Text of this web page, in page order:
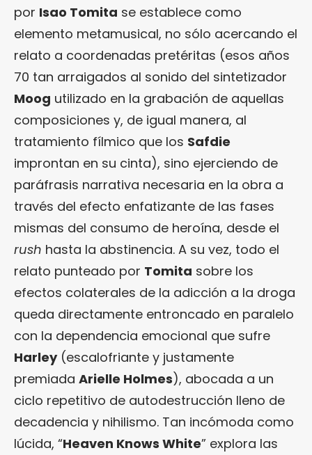
por Isao Tomita se establece como
elemento metamusical, no sólo acercando el
relato a coordenadas pretéritas (esos años
70 tan arraigados al sonido del sintetizador
Moog utilizado en la grabación de aquellas
composiciones y, de igual manera, al
tratamiento fílmico que los Safdie
improntan en su cinta), sino ejerciendo de
paráfrasis narrativa necesaria en la obra a
través del efecto enfatizante de las fases
mismas del consumo de heroína, desde el
rush hasta la abstinencia. A su vez, todo el
relato punteado por Tomita sobre los
efectos colaterales de la adicción a la droga
queda directamente entroncado en paralelo
con la dependencia emocional que sufre
Harley(escalofriante y justamente
premiada Arielle Holmes), abocada a un
ciclo repetitivo de autodestrucción lleno de
decadencia y nihilismo. Tan incómoda como
lúcida, “Heaven Knows White” explora las